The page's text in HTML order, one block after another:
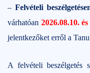
– Felvételi
várhatóan 2026.08.10.
jelentkezőket erről a
A felvételi beszélgetés